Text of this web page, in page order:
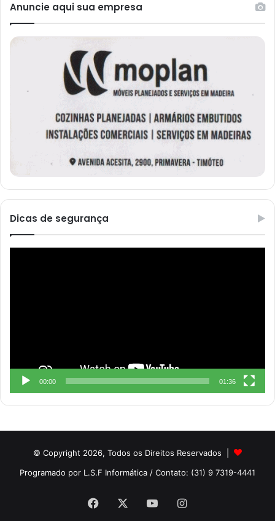
Anuncie aqui sua empresa
Dicas de segurança
00:00 01:36
© Copyright 2026, Todos os Direitos Reservados |
Programado por L.S.F Informática / Contato: (31) 9 7319-4441
Facebook YouTubeInstagram